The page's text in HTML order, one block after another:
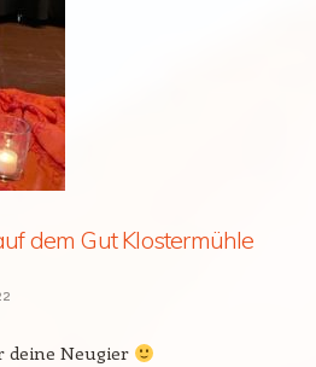
dem Gut Klostermühle
deine Neugier